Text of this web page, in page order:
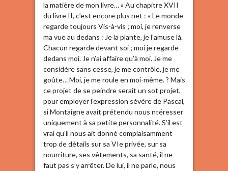
la matière de mon livre… » Au chapitre XVII
du livre II, c’est encore plus net : « Le monde
regarde toujours Vis-à-vis ; moi, je renverse
ma vue au dedans : Je la plante, je l’amuse là.
Chacun regarde devant soi ; moi je regarde
dedans moi. Je n’ai affaire qu’à moi. Je me
considère sans cesse, je me contrôle, je me
goûte… Moi, je me roule en moi-même. ? Mais
ce projet de se peindre serait un sot projet,
pour employer l’expression sévère de Pascal,
si Montaigne avait prétendu nous ntéresser
uniquement à sa petite personnalité. S’il est
vrai qu’il nous ait donné complaisamment
trop de détails sur sa VIe privée, sur sa
nourriture, ses vêtements, sa santé, il ne
faut pas s’y arrêter. De lui, il ne parle, nous